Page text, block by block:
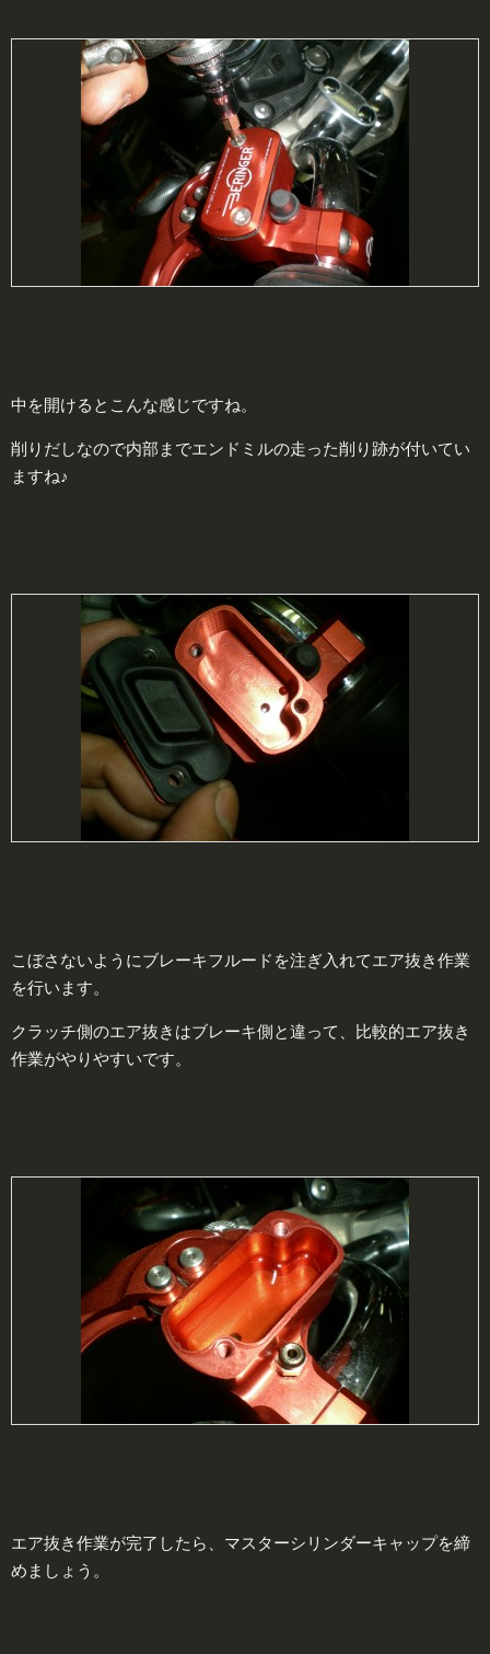
中を開けるとこんな感じですね。
削りだしなので内部までエンドミルの走った削り跡が付いてい
ますね♪
こぼさないようにブレーキフルードを注ぎ入れてエア抜き作業
を行います。
クラッチ側のエア抜きはブレーキ側と違って、比較的エア抜き
作業がやりやすいです。
エア抜き作業が完了したら、マスターシリンダーキャップを締
めましょう。